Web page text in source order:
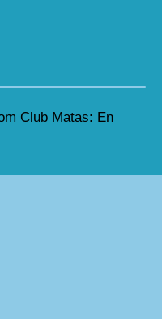
Club Matas: En